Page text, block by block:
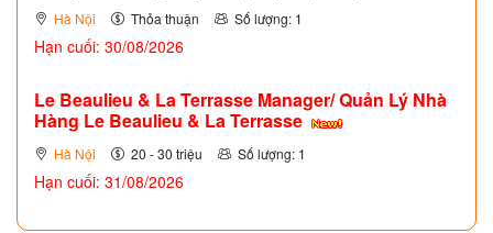
Hà Nội Thỏa thuận Số lượng: 1
Hạn cuối: 30/08/2026
Le Beaulieu & La Terrasse Manager/ Quản Lý Nhà
Hàng Le Beaulieu & La Terrasse
Hà Nội 20 - 30 triệu Số lượng: 1
Hạn cuối: 31/08/2026